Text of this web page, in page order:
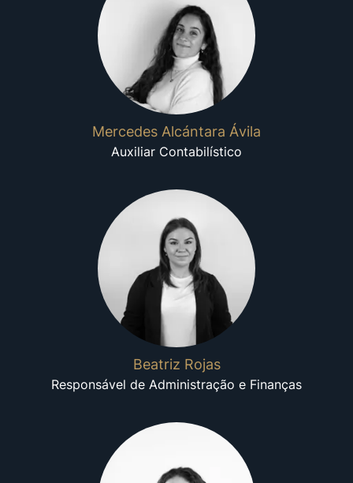
Mercedes Alcántara Ávila
Auxiliar Contabilístico
Beatriz Rojas
Responsável de Administração e Finanças